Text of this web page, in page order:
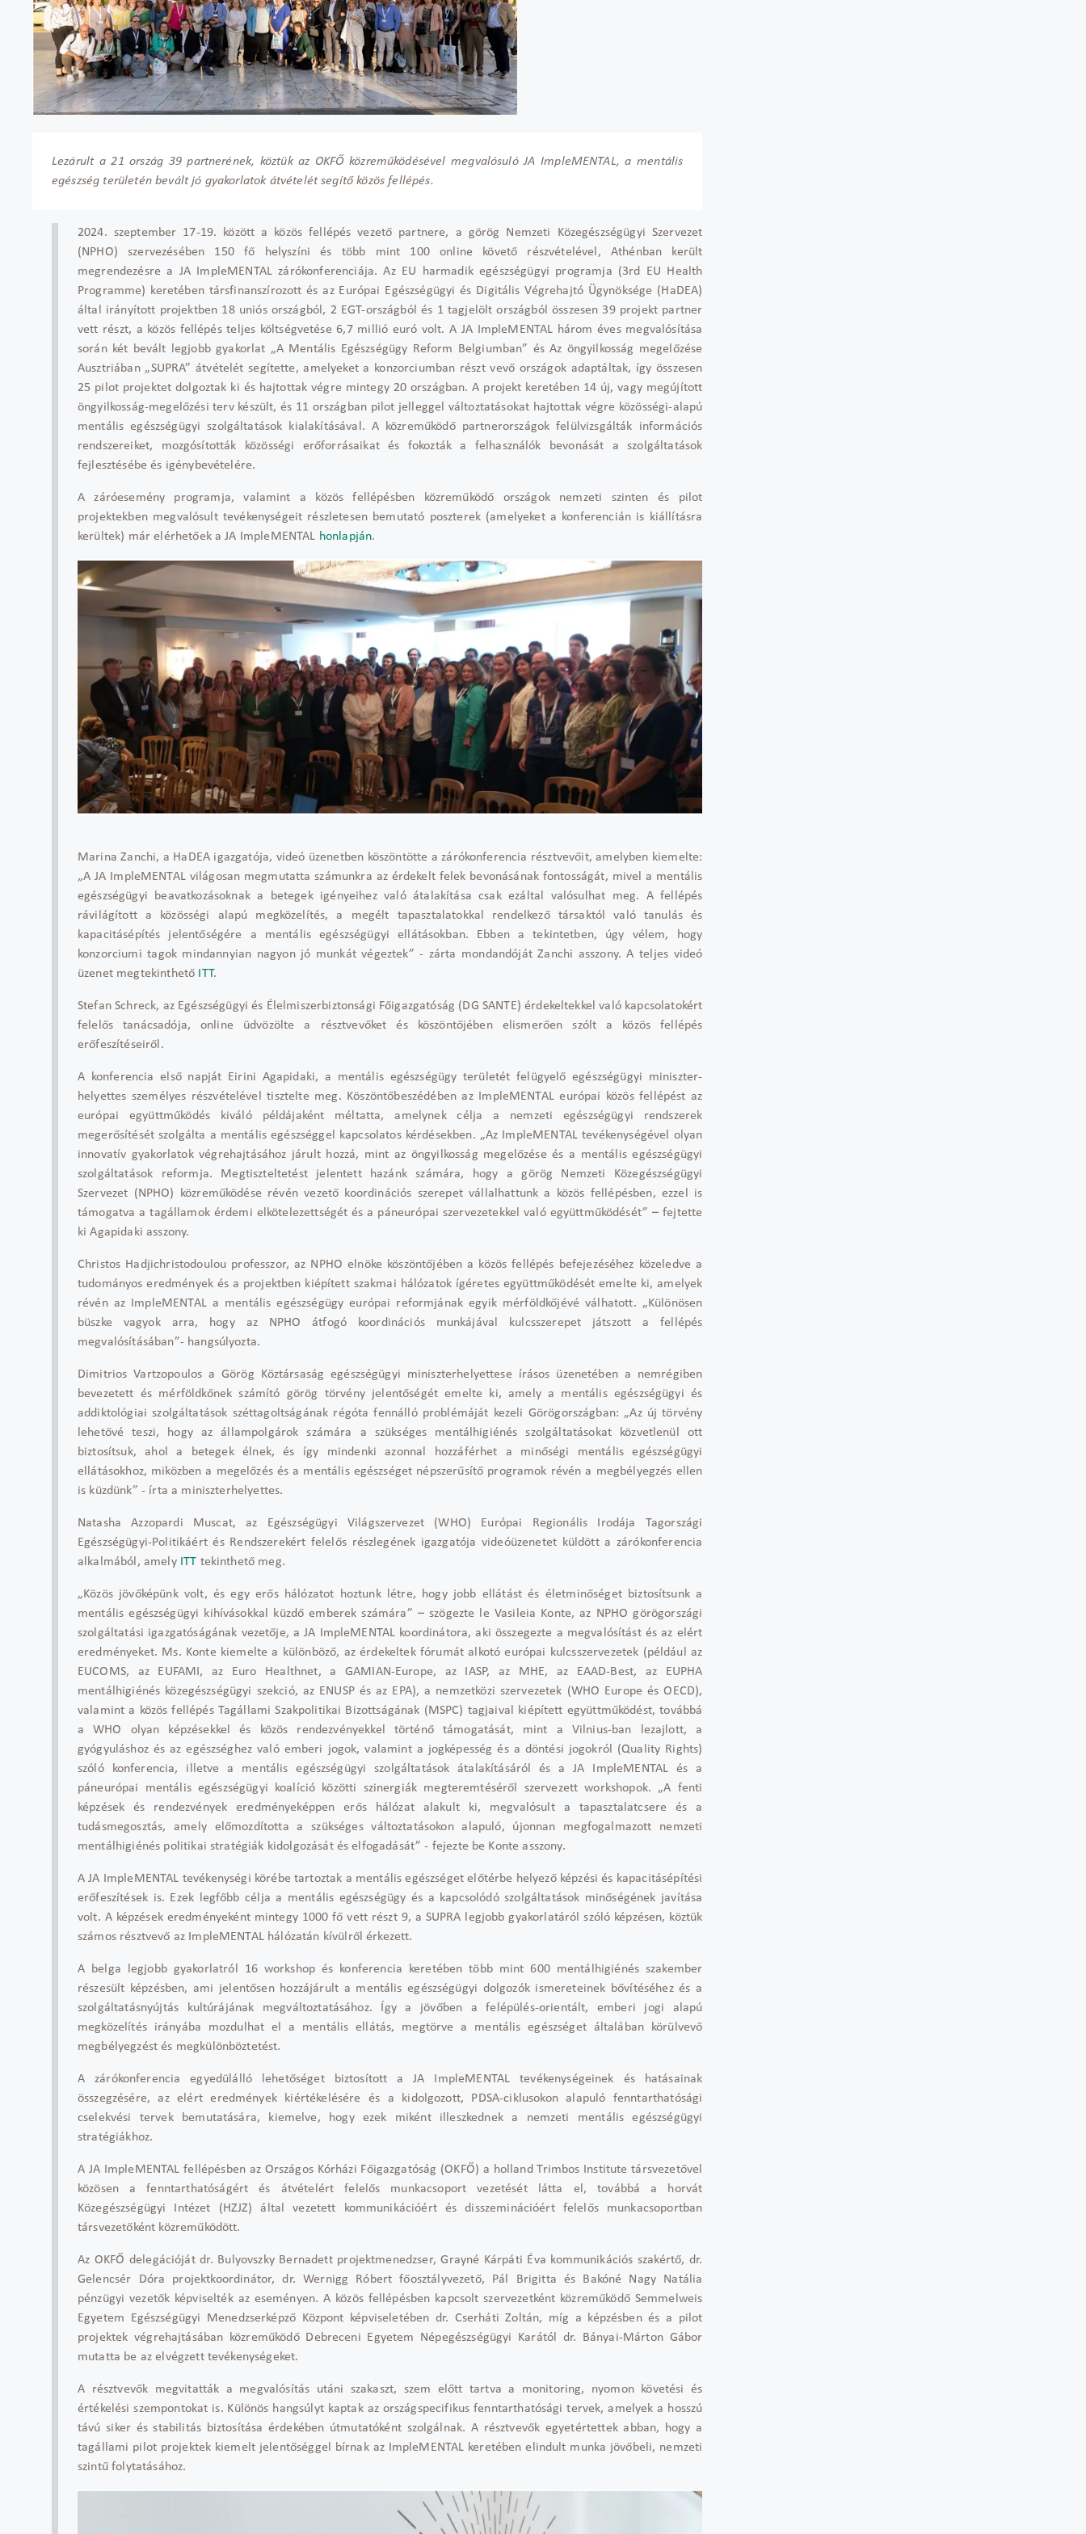
Lezárult a 21 ország 39 partnerének, köztük az OKFŐ közreműködésével megvalósuló JA ImpleMENTAL, a mentális
egészség területén bevált jó gyakorlatok átvételét segítő közös fellépés.
2024. szeptember 17-19. között a közös fellépés vezető partnere, a görög Nemzeti Közegészségügyi Szervezet
(NPHO) szervezésében 150 fő helyszíni és több mint 100 online követő részvételével, Athénban került
megrendezésre a JA ImpleMENTAL zárókonferenciája. Az EU harmadik egészségügyi programja (3rd EU Health
Programme) keretében társfinanszírozott és az Európai Egészségügyi és Digitális Végrehajtó Ügynöksége (HaDEA)
által irányított projektben 18 uniós országból, 2 EGT-országból és 1 tagjelölt országból összesen 39 projekt partner
vett részt, a közös fellépés teljes költségvetése 6,7 millió euró volt. A JA ImpleMENTAL három éves megvalósítása
során két bevált legjobb gyakorlat „A Mentális Egészségügy Reform Belgiumban” és Az öngyilkosság megelőzése
Ausztriában „SUPRA” átvételét segítette, amelyeket a konzorciumban részt vevő országok adaptáltak, így összesen
25 pilot projektet dolgoztak ki és hajtottak végre mintegy 20 országban. A projekt keretében 14 új, vagy megújított
öngyilkosság-megelőzési terv készült, és 11 országban pilot jelleggel változtatásokat hajtottak végre közösségi-alapú
mentális egészségügyi szolgáltatások kialakításával. A közreműködő partnerországok felülvizsgálták információs
rendszereiket, mozgósították közösségi erőforrásaikat és fokozták a felhasználók bevonását a szolgáltatások
fejlesztésébe és igénybevételére.
A záróesemény programja, valamint a közös fellépésben közreműködő országok nemzeti szinten és pilot
projektekben megvalósult tevékenységeit részletesen bemutató poszterek (amelyeket a konferencián is kiállításra
kerültek) már elérhetőek a JA ImpleMENTAL honlapján.
Marina Zanchi, a HaDEA igazgatója, videó üzenetben köszöntötte a zárókonferencia résztvevőit, amelyben kiemelte:
„A JA ImpleMENTAL világosan megmutatta számunkra az érdekelt felek bevonásának fontosságát, mivel a mentális
egészségügyi beavatkozásoknak a betegek igényeihez való átalakítása csak ezáltal valósulhat meg. A fellépés
rávilágított a közösségi alapú megközelítés, a megélt tapasztalatokkal rendelkező társaktól való tanulás és
kapacitásépítés jelentőségére a mentális egészségügyi ellátásokban. Ebben a tekintetben, úgy vélem, hogy
konzorciumi tagok mindannyian nagyon jó munkát végeztek” - zárta mondandóját Zanchi asszony. A teljes videó
üzenet megtekinthető ITT.
Stefan Schreck, az Egészségügyi és Élelmiszerbiztonsági Főigazgatóság (DG SANTE) érdekeltekkel való kapcsolatokért
felelős tanácsadója, online üdvözölte a résztvevőket és köszöntőjében elismerően szólt a közös fellépés
erőfeszítéseiről.
A konferencia első napját Eirini Agapidaki, a mentális egészségügy területét felügyelő egészségügyi miniszter-
helyettes személyes részvételével tisztelte meg. Köszöntőbeszédében az ImpleMENTAL európai közös fellépést az
európai együttműködés kiváló példájaként méltatta, amelynek célja a nemzeti egészségügyi rendszerek
megerősítését szolgálta a mentális egészséggel kapcsolatos kérdésekben. „Az ImpleMENTAL tevékenységével olyan
innovatív gyakorlatok végrehajtásához járult hozzá, mint az öngyilkosság megelőzése és a mentális egészségügyi
szolgáltatások reformja. Megtiszteltetést jelentett hazánk számára, hogy a görög Nemzeti Közegészségügyi
Szervezet (NPHO) közreműködése révén vezető koordinációs szerepet vállalhattunk a közös fellépésben, ezzel is
támogatva a tagállamok érdemi elkötelezettségét és a páneurópai szervezetekkel való együttműködését” – fejtette
ki Agapidaki asszony.
Christos Hadjichristodoulou professzor, az NPHO elnöke köszöntőjében a közös fellépés befejezéséhez közeledve a
tudományos eredmények és a projektben kiépített szakmai hálózatok ígéretes együttműködését emelte ki, amelyek
révén az ImpleMENTAL a mentális egészségügy európai reformjának egyik mérföldkőjévé válhatott. „Különösen
büszke vagyok arra, hogy az NPHO átfogó koordinációs munkájával kulcsszerepet játszott a fellépés
megvalósításában”- hangsúlyozta.
Dimitrios Vartzopoulos a Görög Köztársaság egészségügyi miniszterhelyettese írásos üzenetében a nemrégiben
bevezetett és mérföldkőnek számító görög törvény jelentőségét emelte ki, amely a mentális egészségügyi és
addiktológiai szolgáltatások széttagoltságának régóta fennálló problémáját kezeli Görögországban: „Az új törvény
lehetővé teszi, hogy az állampolgárok számára a szükséges mentálhigiénés szolgáltatásokat közvetlenül ott
biztosítsuk, ahol a betegek élnek, és így mindenki azonnal hozzáférhet a minőségi mentális egészségügyi
ellátásokhoz, miközben a megelőzés és a mentális egészséget népszerűsítő programok révén a megbélyegzés ellen
is küzdünk” - írta a miniszterhelyettes.
Natasha Azzopardi Muscat, az Egészségügyi Világszervezet (WHO) Európai Regionális Irodája Tagországi
Egészségügyi-Politikáért és Rendszerekért felelős részlegének igazgatója videóüzenetet küldött a zárókonferencia
alkalmából, amely ITT tekinthető meg.
„Közös jövőképünk volt, és egy erős hálózatot hoztunk létre, hogy jobb ellátást és életminőséget biztosítsunk a
mentális egészségügyi kihívásokkal küzdő emberek számára” – szögezte le Vasileia Konte, az NPHO görögországi
szolgáltatási igazgatóságának vezetője, a JA ImpleMENTAL koordinátora, aki összegezte a megvalósítást és az elért
eredményeket. Ms. Konte kiemelte a különböző, az érdekeltek fórumát alkotó európai kulcsszervezetek (például az
EUCOMS, az EUFAMI, az Euro Healthnet, a GAMIAN-Europe, az IASP, az MHE, az EAAD-Best, az EUPHA
mentálhigiénés közegészségügyi szekció, az ENUSP és az EPA), a nemzetközi szervezetek (WHO Europe és OECD),
valamint a közös fellépés Tagállami Szakpolitikai Bizottságának (MSPC) tagjaival kiépített együttműködést, továbbá
a WHO olyan képzésekkel és közös rendezvényekkel történő támogatását, mint a Vilnius-ban lezajlott, a
gyógyuláshoz és az egészséghez való emberi jogok, valamint a jogképesség és a döntési jogokról (Quality Rights)
szóló konferencia, illetve a mentális egészségügyi szolgáltatások átalakításáról és a JA ImpleMENTAL és a
páneurópai mentális egészségügyi koalíció közötti szinergiák megteremtéséről szervezett workshopok. „A fenti
képzések és rendezvények eredményeképpen erős hálózat alakult ki, megvalósult a tapasztalatcsere és a
tudásmegosztás, amely előmozdította a szükséges változtatásokon alapuló, újonnan megfogalmazott nemzeti
mentálhigiénés politikai stratégiák kidolgozását és elfogadását” - fejezte be Konte asszony.
A JA ImpleMENTAL tevékenységi körébe tartoztak a mentális egészséget előtérbe helyező képzési és kapacitásépítési
erőfeszítések is. Ezek legfőbb célja a mentális egészségügy és a kapcsolódó szolgáltatások minőségének javítása
volt. A képzések eredményeként mintegy 1000 fő vett részt 9, a SUPRA legjobb gyakorlatáról szóló képzésen, köztük
számos résztvevő az ImpleMENTAL hálózatán kívülről érkezett.
A belga legjobb gyakorlatról 16 workshop és konferencia keretében több mint 600 mentálhigiénés szakember
részesült képzésben, ami jelentősen hozzájárult a mentális egészségügyi dolgozók ismereteinek bővítéséhez és a
szolgáltatásnyújtás kultúrájának megváltoztatásához. Így a jövőben a felépülés-orientált, emberi jogi alapú
megközelítés irányába mozdulhat el a mentális ellátás, megtörve a mentális egészséget általában körülvevő
megbélyegzést és megkülönböztetést.
A zárókonferencia egyedülálló lehetőséget biztosított a JA ImpleMENTAL tevékenységeinek és hatásainak
összegzésére, az elért eredmények kiértékelésére és a kidolgozott, PDSA-ciklusokon alapuló fenntarthatósági
cselekvési tervek bemutatására, kiemelve, hogy ezek miként illeszkednek a nemzeti mentális egészségügyi
stratégiákhoz.
A JA ImpleMENTAL fellépésben az Országos Kórházi Főigazgatóság (OKFŐ) a holland Trimbos Institute társvezetővel
közösen a fenntarthatóságért és átvételért felelős munkacsoport vezetését látta el, továbbá a horvát
Közegészségügyi Intézet (HZJZ) által vezetett kommunikációért és disszeminációért felelős munkacsoportban
társvezetőként közreműködött.
Az OKFŐ delegációját dr. Bulyovszky Bernadett projektmenedzser, Grayné Kárpáti Éva kommunikációs szakértő, dr.
Gelencsér Dóra projektkoordinátor, dr. Wernigg Róbert főosztályvezető, Pál Brigitta és Bakóné Nagy Natália
pénzügyi vezetők képviselték az eseményen. A közös fellépésben kapcsolt szervezetként közreműködő Semmelweis
Egyetem Egészségügyi Menedzserképző Központ képviseletében dr. Cserháti Zoltán, míg a képzésben és a pilot
projektek végrehajtásában közreműködő Debreceni Egyetem Népegészségügyi Karától dr. Bányai-Márton Gábor
mutatta be az elvégzett tevékenységeket.
A résztvevők megvitatták a megvalósítás utáni szakaszt, szem előtt tartva a monitoring, nyomon követési és
értékelési szempontokat is. Különös hangsúlyt kaptak az országspecifikus fenntarthatósági tervek, amelyek a hosszú
távú siker és stabilitás biztosítása érdekében útmutatóként szolgálnak. A résztvevők egyetértettek abban, hogy a
tagállami pilot projektek kiemelt jelentőséggel bírnak az ImpleMENTAL keretében elindult munka jövőbeli, nemzeti
szintű folytatásához.